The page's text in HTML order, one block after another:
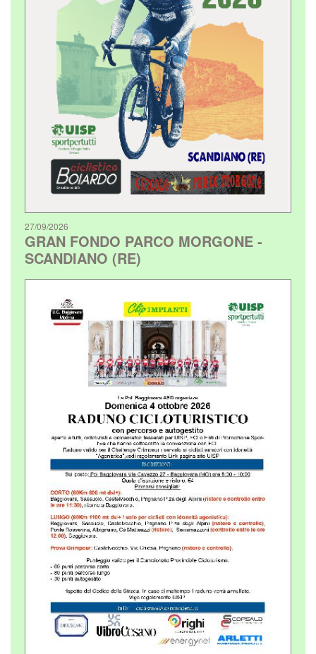
27/09/2026
GRAN FONDO PARCO MORGONE -
SCANDIANO (RE)